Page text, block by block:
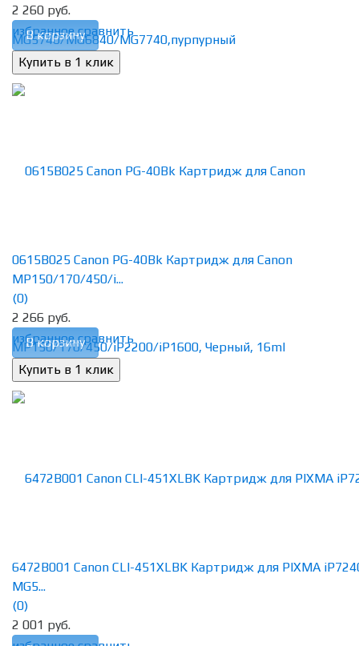
избранное сравнить
2 260 руб.
В корзину
избранное сравнить
0615B025 Canon PG-40Bk Картридж для Canon
MP150/170/450/i...
(0)
2 266 руб.
В корзину
6472B001 Canon CLI-451XLBK Картридж для PIXMA
MG5...
(0)
2 001 руб.